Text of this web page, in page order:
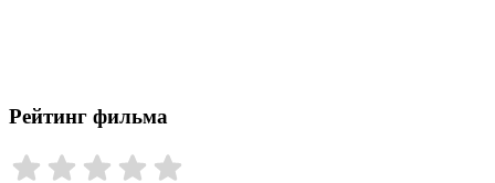
Рейтинг фильма